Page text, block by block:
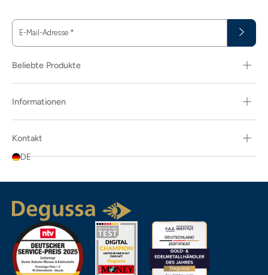
E-Mail-Adresse *
Beliebte Produkte
Informationen
Kontakt
DE